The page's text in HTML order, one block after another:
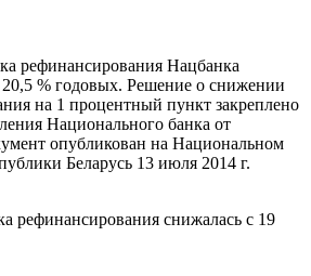
рефинансирования Нацбанка
20,5 % годовых. Решение о снижении
на 1 процентный пункт закреплено
Национального банка от
опубликован на Национальном
Беларусь 13 июля 2014 г.
рефинансирования снижалась с 19